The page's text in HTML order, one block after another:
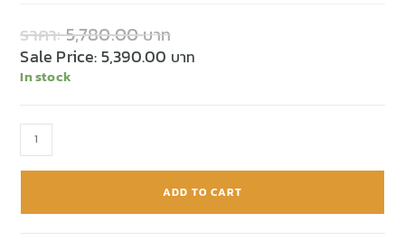
ราคา:5,780.00
Sale Price:5,390.00
In stock
ADD TO CART